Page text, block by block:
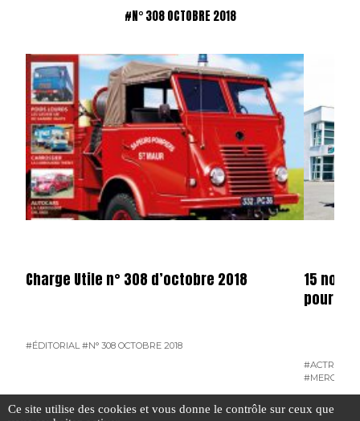
#N° 308 OCTOBRE 2018
Charge Utile n° 308 d’octobre 2018
#ÉDITORIAL #N° 308 OCTOBRE 2018
15
pour
#ACTROS
#MERCEDES
#VOUS AVEZ LA PAROLE
Ce site utilise des cookies et vous donne le contrôle sur ceux que